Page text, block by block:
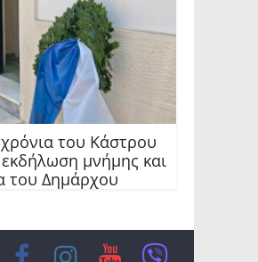
του Κάστρου
μνήμης και
του Δημάρχου